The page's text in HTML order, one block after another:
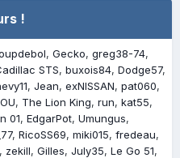
!
Gecko greg38-74
STS buxois84 Dodge57
Jean exNISSAN pat060
The Lion King run kat55
01 EdgarPot Umungus
RicoSS69 miki015 fredeau
zekill Gilles July35 Le Go 51